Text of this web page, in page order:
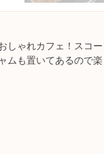
しゃれカフェ！スコ
ムも置いてあるので